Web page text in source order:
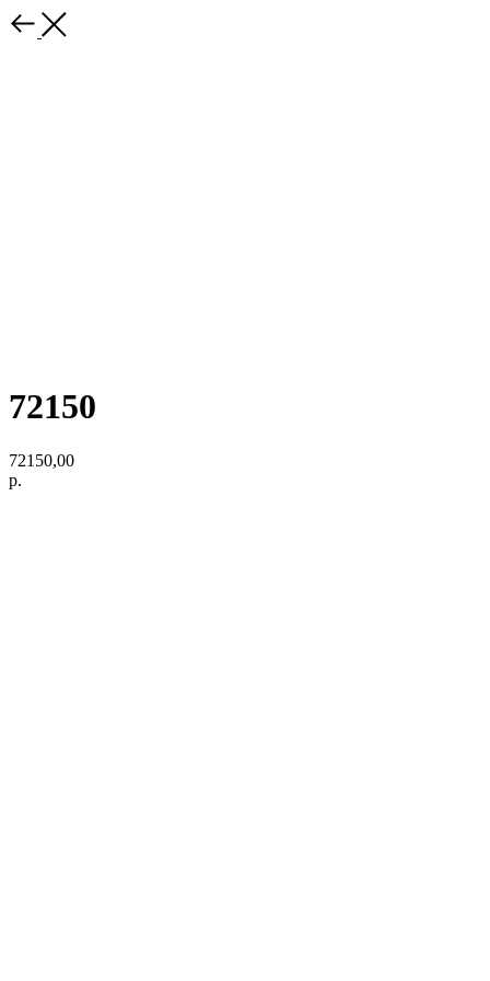
72150
72150,00
р.